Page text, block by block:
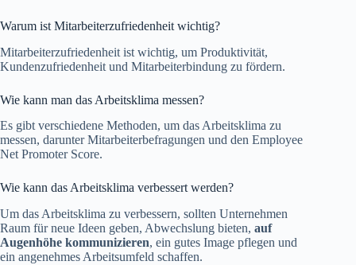
Warum ist Mitarbeiterzufriedenheit wichtig?
Mitarbeiterzufriedenheit ist wichtig, um Produktivität,
Kundenzufriedenheit und Mitarbeiterbindung zu fördern.
Wie kann man das Arbeitsklima messen?
Es gibt verschiedene Methoden, um das Arbeitsklima zu
messen, darunter Mitarbeiterbefragungen und den Employee
Net Promoter Score.
Wie kann das Arbeitsklima verbessert werden?
Um das Arbeitsklima zu verbessern, sollten Unternehmen
Raum für neue Ideen geben, Abwechslung bieten, auf
Augenhöhe kommunizieren, ein gutes Image pflegen und
ein angenehmes Arbeitsumfeld schaffen.